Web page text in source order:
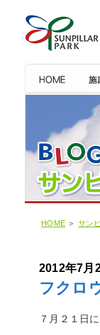
HOME ＞ サン
2012年7月
フクロ
７月２１日